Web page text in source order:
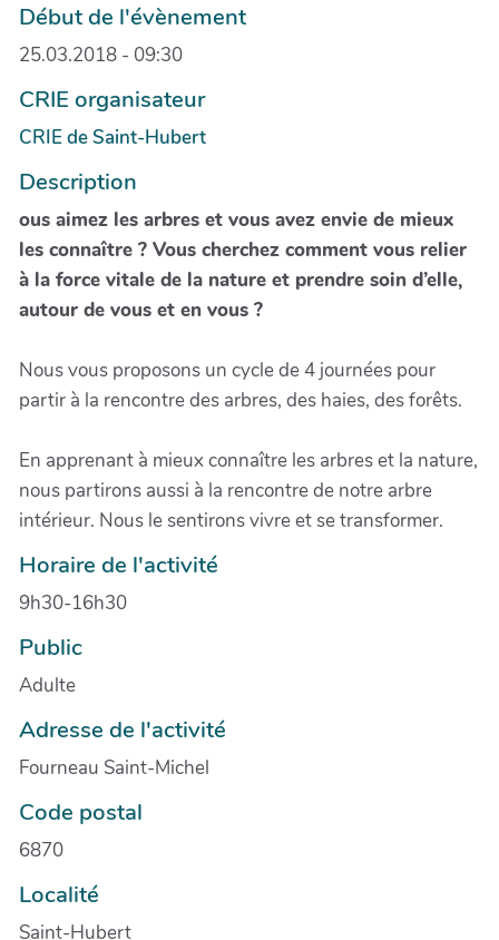
Début de l'évènement
25.03.2018 - 09:30
CRIE organisateur
CRIE de Saint-Hubert
Description
ous aimez les arbres et vous avez envie de mieux
les connaître ? Vous cherchez comment vous relier
à la force vitale de la nature et prendre soin d’elle,
autour de vous et en vous ?
Nous vous proposons un cycle de 4 journées pour
partir à la rencontre des arbres, des haies, des forêts.
En apprenant à mieux connaître les arbres et la nature,
nous partirons aussi à la rencontre de notre arbre
intérieur. Nous le sentirons vivre et se transformer.
Horaire de l'activité
9h30-16h30
Public
Adulte
Adresse de l'activité
Fourneau Saint-Michel
Code postal
6870
Localité
Saint-Hubert